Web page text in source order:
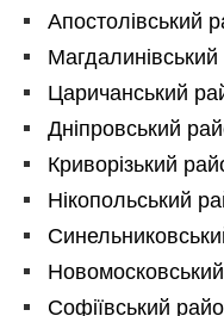
Апостолівський
Царичанський
Дніпровський
Криворізький
Нікопольський
Софіївський